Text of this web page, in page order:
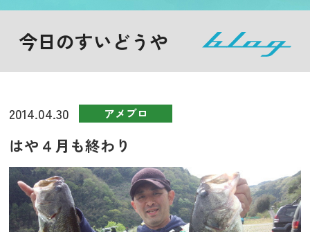
今日のすいどうや
2014.04.30 アメブロ
はや４月も終わり